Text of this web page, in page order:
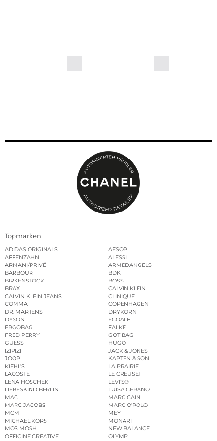
Topmarken
ADIDAS ORIGINALS
AESOP
AFFENZAHN
ALESSI
ARMANI/PRIVÉ
ARMEDANGELS
BARBOUR
BDK
BIRKENSTOCK
BOSS
BRAX
CALVIN KLEIN
CALVIN KLEIN JEANS
CLINIQUE
COMMA
COPENHAGEN
DR. MARTENS
DRYKORN
DYSON
ECOALF
ERGOBAG
FALKE
FRED PERRY
GOT BAG
GUESS
HUGO
IZIPIZI
JACK & JONES
JOOP!
KAPTEN & SON
KIEHL’S
LA PRAIRIE
LACOSTE
LE CREUSET
LENA HOSCHEK
LEVI’S®
LIEBESKIND BERLIN
LUISA CERANO
MAC
MARC CAIN
MARC JACOBS
MARC O’POLO
MCM
MEY
MICHAEL KORS
MONARI
MOS MOSH
NEW BALANCE
OFFICINE CREATIVE
OLYMP